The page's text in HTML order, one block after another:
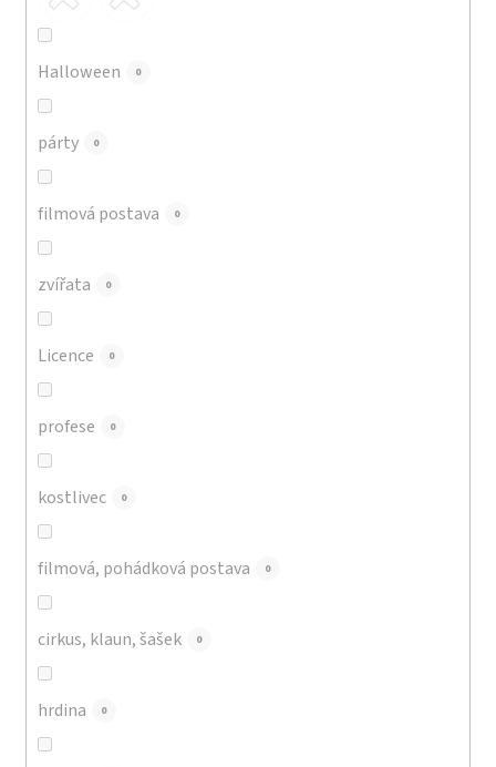
Halloween 0
párty 0
filmová postava 0
zvířata 0
Licence 0
profese 0
kostlivec 0
filmová, pohádková postava 0
cirkus, klaun, šašek 0
hrdina 0